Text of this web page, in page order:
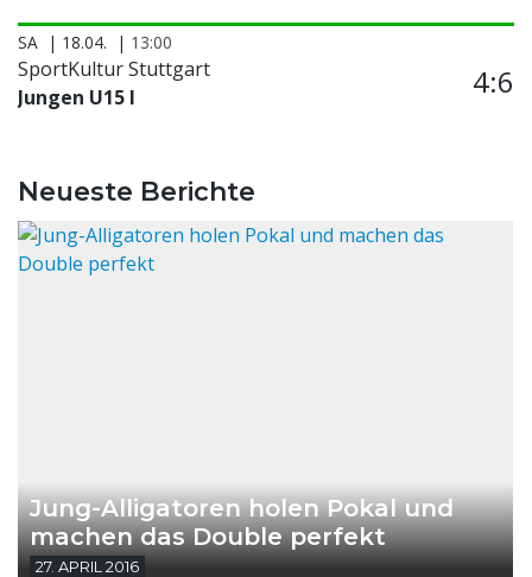
SA 18.04. 13:00
SportKultur Stuttgart
Jungen U15 I
4:6
Neueste Berichte
Jung-Alligatoren holen Pokal und
machen das Double perfekt
27. APRIL 2016